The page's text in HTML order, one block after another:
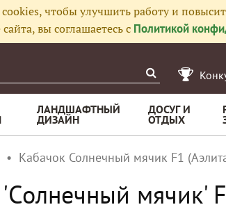
чтобы улучшить работу и
вы соглашаетесь с Политикой
ЛАНДШАФТНЫЙ
ДИЗАЙН
ДОСУГ И
ОТДЫХ
Кабачок Солнечный мячик F1
мячик'